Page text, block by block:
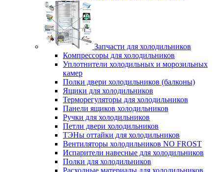
Запчасти для холодильников
Компрессоры для холодильников
Уплотнители холодильных и морозильных
камер
Полки двери холодильников (балконы)
Ящики для холодильников
Терморегуляторы для холодильников
Панели ящиков холодильников
Ручки для холодильников
Петли двери холодильников
ТЭНы оттайки для холодильников
Вентиляторы холодильников NO FROST
Испарители навесные для холодильников
Полки для холодильников
Расходные материалы для холодильников